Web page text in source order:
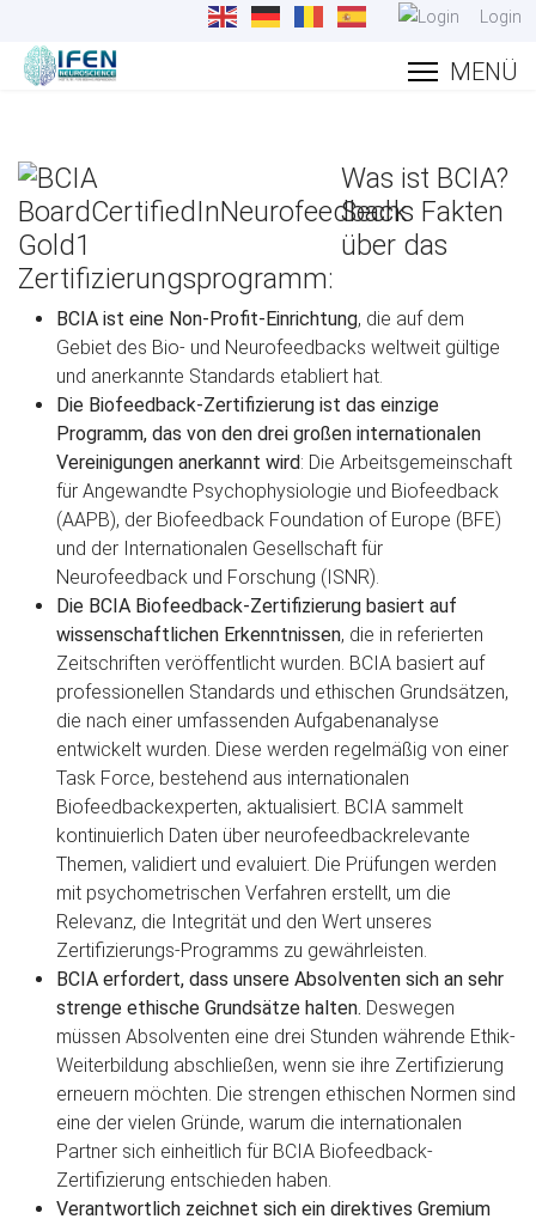
Login
Was ist BCIA?
Sechs Fakten
über das
Zertifizierungsprogramm:
BCIA ist eine Non-Profit-Einrichtung, die auf dem
Gebiet des Bio- und Neurofeedbacks weltweit gültige
und anerkannte Standards etabliert hat.
Die Biofeedback-Zertifizierung ist das einzige
Programm, das von den drei großen internationalen
Vereinigungen anerkannt wird: Die Arbeitsgemeinschaft
für Angewandte Psychophysiologie und Biofeedback
(AAPB), der Biofeedback Foundation of Europe (BFE)
und der Internationalen Gesellschaft für
Neurofeedback und Forschung (ISNR).
Die BCIA Biofeedback-Zertifizierung basiert auf
wissenschaftlichen Erkenntnissen, die in referierten
Zeitschriften veröffentlicht wurden. BCIA basiert auf
professionellen Standards und ethischen Grundsätzen,
die nach einer umfassenden Aufgabenanalyse
entwickelt wurden. Diese werden regelmäßig von einer
Task Force, bestehend aus internationalen
Biofeedbackexperten, aktualisiert. BCIA sammelt
kontinuierlich Daten über neurofeedbackrelevante
Themen, validiert und evaluiert. Die Prüfungen werden
mit psychometrischen Verfahren erstellt, um die
Relevanz, die Integrität und den Wert unseres
Zertifizierungs-Programms zu gewährleisten.
BCIA erfordert, dass unsere Absolventen sich an sehr
strenge ethische Grundsätze halten. Deswegen
müssen Absolventen eine drei Stunden währende Ethik-
Weiterbildung abschließen, wenn sie ihre Zertifizierung
erneuern möchten. Die strengen ethischen Normen sind
eine der vielen Gründe, warum die internationalen
Partner sich einheitlich für BCIA Biofeedback-
Zertifizierung entschieden haben.
Verantwortlich zeichnet sich ein direktives Gremium